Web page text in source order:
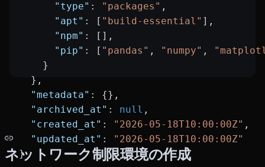
      "type"
: "packages" ,
      "apt"
: [ "build-essential" ],
      "npm"
: [],
      "pip"
: [ "pandas" , "numpy" ,
    }
  },
  "metadata"
: {},
  "archived_at"
: null ,
  "created_at"
: "2026-05-18T10:00:00Z" ,
  "updated_at"
:
"2026-05-18T10:00:00Z"
}
ネットワーク制限環境の作成